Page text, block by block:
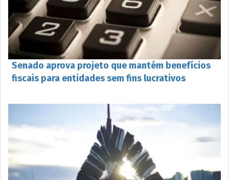
Senado aprova projeto que mantém benefícios
fiscais para entidades sem fins lucrativos